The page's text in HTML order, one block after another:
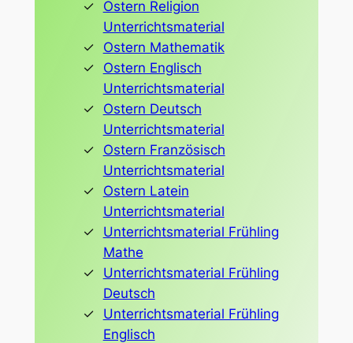
Ostern Religion
Unterrichtsmaterial
Ostern Mathematik
Ostern Englisch
Unterrichtsmaterial
Ostern Deutsch
Unterrichtsmaterial
Ostern Französisch
Unterrichtsmaterial
Ostern Latein
Unterrichtsmaterial
Unterrichtsmaterial Frühling
Mathe
Unterrichtsmaterial Frühling
Deutsch
Unterrichtsmaterial Frühling
Englisch